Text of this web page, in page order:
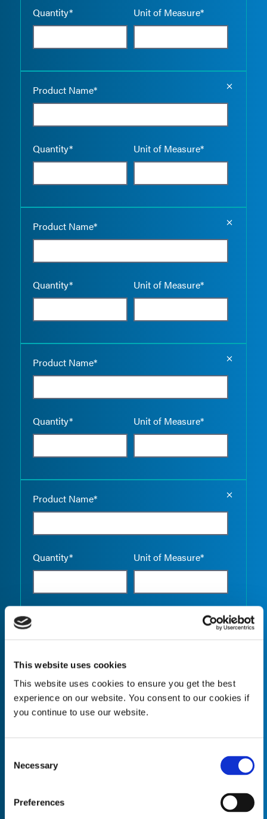
This website uses cookies
This website uses cookies to ensure you get the best
experience on our website. You consent to our cookies if
you continue to use our website.
Selection
Necessary
Preferences
Quantity* Unit of Measure*
Product Name*
Quantity* Unit of Measure*
Product Name*
Quantity* Unit of Measure*
Product Name*
Quantity* Unit of Measure*
Product Name*
Quantity* Unit of Measure*
Quantity* Unit of Measure*
Empty
Product Name* Empty